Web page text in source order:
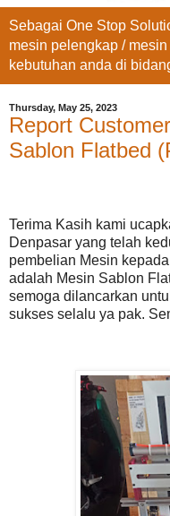
Sebagai One Stop
mesin pelengkap /
kebutuhan anda di
Thursday, May 25, 2023
Report
Sablon Flatbed
Terima Kasih kami
Denpasar yang telah
pembelian Mesin
adalah Mesin Sablon
semoga dilancarkan
sukses selalu ya pak.